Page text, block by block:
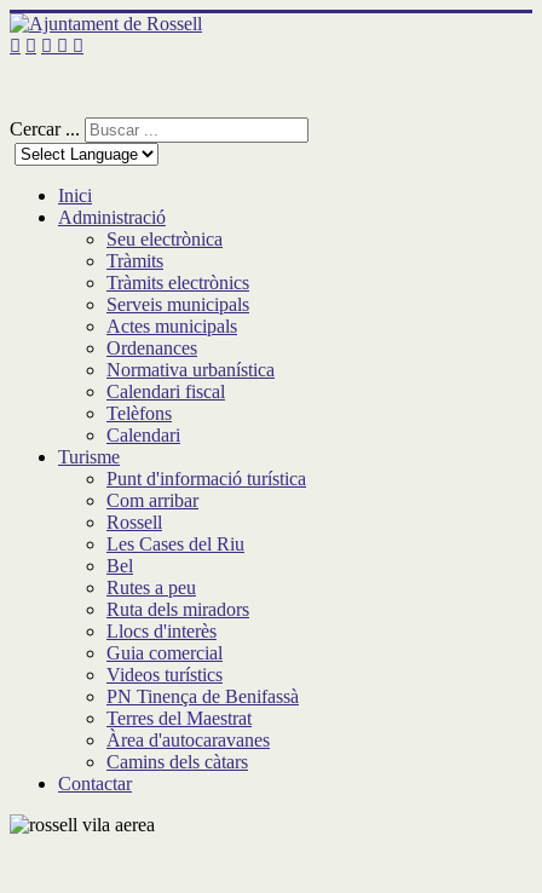
Cercar ...
Inici
Administració
Seu electrònica
Tràmits
Tràmits electrònics
Serveis municipals
Actes municipals
Ordenances
Normativa urbanística
Calendari fiscal
Telèfons
Calendari
Turisme
Punt d'informació turística
Com arribar
Rossell
Les Cases del Riu
Bel
Rutes a peu
Ruta dels miradors
Llocs d'interès
Guia comercial
Videos turístics
PN Tinença de Benifassà
Terres del Maestrat
Àrea d'autocaravanes
Camins dels càtars
Contactar